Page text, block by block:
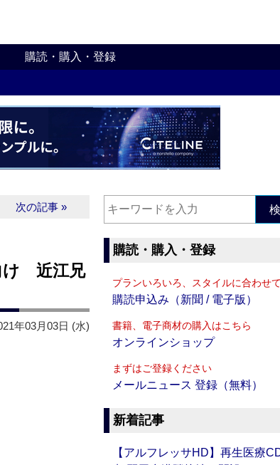
購読・購入・登録
次の記事 »
け 近江兄
年03月03日 (水)
購読・購入・登録
プランいろいろ、スタイルに合わせ
購読申込み（新聞 / 電子版）
書籍、電子商材の購入はこちら
オンラインショップ
まずはご登録ください
メールニュース 登録（無料）
新着記事
【アルフレッサHD】再生医療